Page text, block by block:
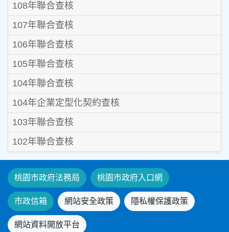
108年聯合查核
107年聯合查核
106年聯合查核
105年聯合查核
104年聯合查核
104年企業定型化契約查核
103年聯合查核
102年聯合查核
桃園市政府法務局 桃園市政府入口網
市政信箱 網站安全政策 隱私權保護政策
網站資料開放平台